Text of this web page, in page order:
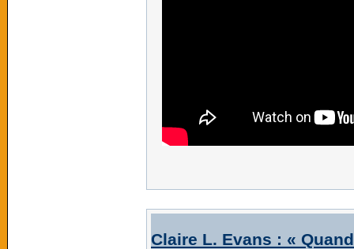
Claire L. Evans : «